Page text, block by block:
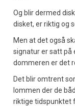
Og blir dermed
disket, er riktig og
Men at det også
signatur er satt på
dommeren er det
Det blir omtrent
lommen der de
riktige tidspunktet